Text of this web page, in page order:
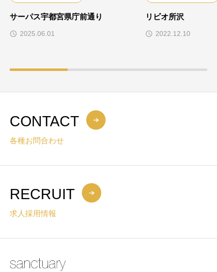
サーパス宇都宮県庁前通り
2025.06.01
リビオ所沢
2022.12.10
CONTACT
各種お問合わせ
RECRUIT
求人採用情報